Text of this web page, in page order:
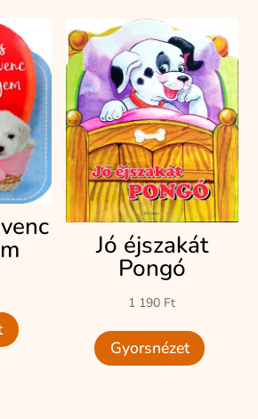
Jó éjszakát
Pongó
1 190 Ft
Gyorsnézet